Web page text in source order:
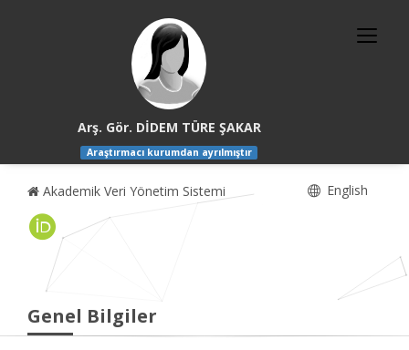
Arş. Gör. DİDEM TÜRE ŞAKAR
Araştırmacı kurumdan ayrılmıştır
Akademik Veri Yönetim Sistemi English
Genel Bilgiler